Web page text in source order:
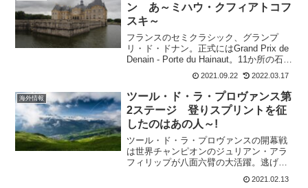
ン あ～ミハウ・クフィアトコフ
スキ～
フランスのセミクラシック、グランプ
リ・ド・ドナン。正式にはGrand Prix de
Denain - Porte du Hainaut。11か所の石畳
のセクターがあり、世界選手権の予行演
習としてピッタリだ。2020年はコロナの
ために中止。...
2021.09.22 2022.03.17
海外情報
ツール・ド・ラ・プロヴァンス第
2ステージ 登りスプリントを征
したのはあの人～!
ツール・ド・ラ・プロヴァンスの開幕戦
は世界チャンピオンのジュリアン・アラ
フィリップが八面六臂の大活躍。逃げ
て、そのまま先頭に残ってスプリントト
レインを引き倒すなんて～。まさにアル
2021.02.13